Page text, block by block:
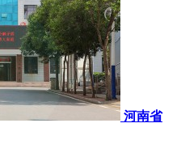
河南省